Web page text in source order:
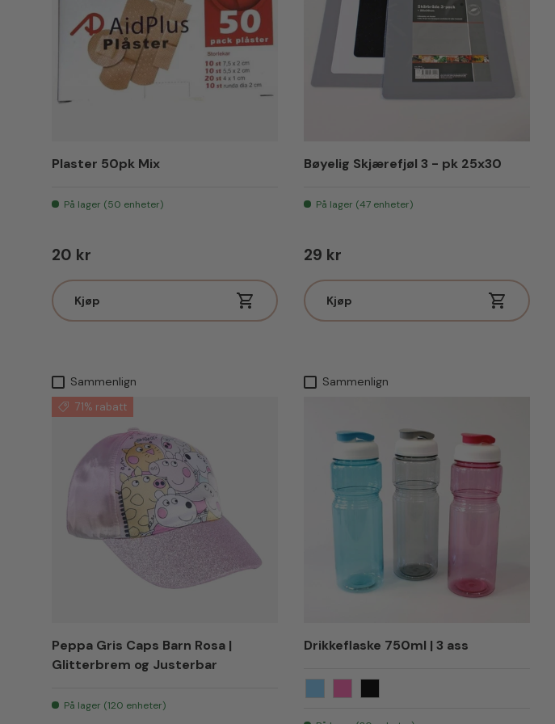
Plaster 50pk Mix
På lager (50 enheter)
Vanlig pris
20 kr
Kjøp
Bøyelig Skjærefjøl 3 - pk 25x30
På lager (47 enheter)
Vanlig pris
29 kr
Kjøp
Sammenlign
71% rabatt
Peppa Gris Caps Barn Rosa |
Glitterbrem og Justerbar
På lager (120 enheter)
Sammenlign
Drikkeflaske 750ml | 3 ass